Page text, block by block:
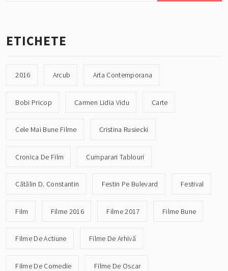
ETICHETE
2016 Arcub Arta Contemporana
Bobi Pricop Carmen Lidia Vidu Carte
Cele Mai Bune Filme Cristina Rusiecki
Cronica De Film Cumparari Tablouri
Cătălin D. Constantin Festin Pe Bulevard Festival
Film Filme 2016 Filme 2017 Filme Bune
Filme De Actiune Filme De Arhivă
Filme De Comedie Filme De Oscar